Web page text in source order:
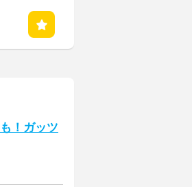
！ガッツ